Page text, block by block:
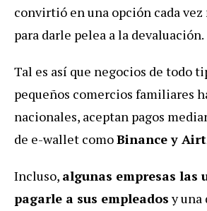
convirtió en una opción cada
para darle pelea a la devaluación.
Tal es así que negocios de todo
pequeños comercios familiares
nacionales, aceptan pagos
de e-wallet comoBinance y
Incluso, algunas empresas las
pagarle a sus empleadosy una